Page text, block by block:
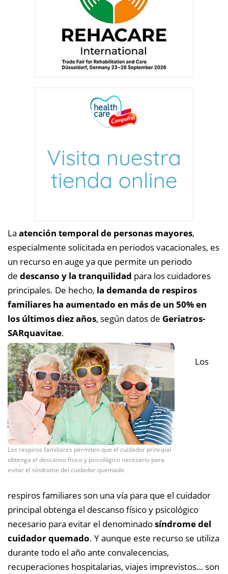
La atención temporal de personas mayores,
especialmente solicitada en periodos vacacionales, es
un recurso en auge ya que permite un periodo
de descanso y la tranquilidad para los cuidadores
principales. De hecho, la demanda de respiros
familiares ha aumentado en más de un 50% en
los últimos diez años, según datos de Geriatros-
SARquavitae.
Los respiros familiares permiten que el cuidador principal
obtenga el descanso físico y psicológico necesario para
evitar el síndrome del cuidador quemado
Los
respiros familiares son una vía para que el cuidador
principal obtenga el descanso físico y psicológico
necesario para evitar el denominadosíndrome del
cuidador quemado. Y aunque este recurso se utiliza
durante todo el año ante convalecencias,
recuperaciones hospitalarias, viajes imprevistos… son